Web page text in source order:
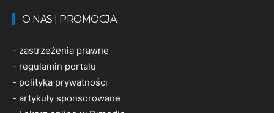
O NAS | PROMOCJA
- zastrzeżenia prawne
- regulamin portalu
- polityka prywatności
- artykuły sponsorowane